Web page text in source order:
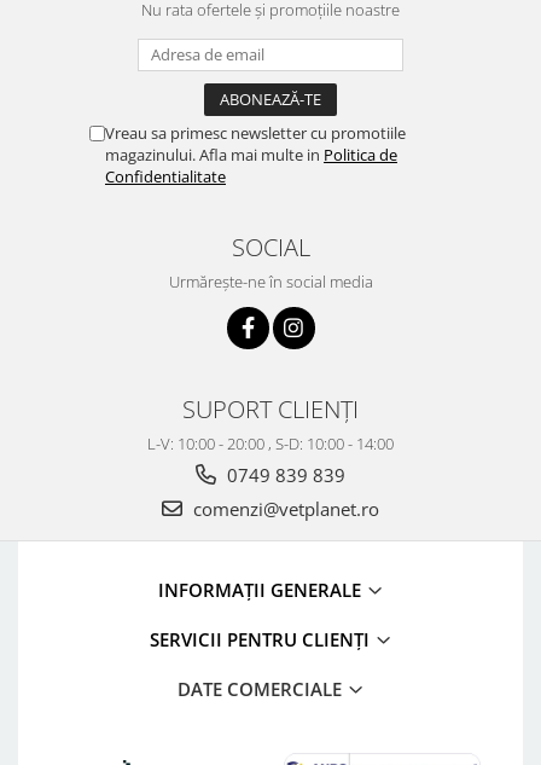
Nu rata ofertele și promoțiile noastre
Vreau sa primesc newsletter cu promotiile
magazinului. Afla mai multe in Politica de
Confidentialitate
SOCIAL
Urmărește-ne în social media
SUPORT CLIENȚI
L-V: 10:00 - 20:00 , S-D: 10:00 - 14:00
0749 839 839
comenzi@vetplanet.ro
INFORMAȚII GENERALE
SERVICII PENTRU CLIENȚI
DATE COMERCIALE